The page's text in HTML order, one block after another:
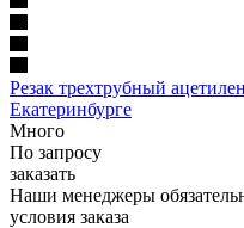
Резак трехтрубный
Екатеринбурге
Много
По запросу
заказать
Наши менеджеры
условия заказа